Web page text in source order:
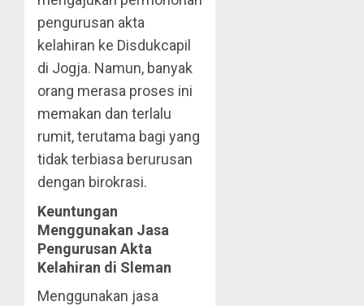
pengurusan akta
kelahiran ke Disdukcapil
di Jogja. Namun, banyak
orang merasa proses ini
memakan dan terlalu
rumit, terutama bagi yang
tidak terbiasa berurusan
dengan birokrasi.
Keuntungan
Menggunakan Jasa
Pengurusan Akta
Kelahiran di Sleman
Menggunakan jasa